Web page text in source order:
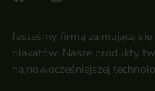
Jesteśmy firmą zajmującą
plakatów. Nasze produkty
najnowocześniejszej